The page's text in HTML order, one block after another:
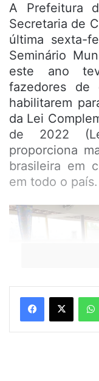
A Prefeitura
Secretaria de
última sexta-
Seminário
este ano
fazedores
habilitarem
da Lei
de 2022
proporciona
brasileira em
em todo o país.
O encontro foi